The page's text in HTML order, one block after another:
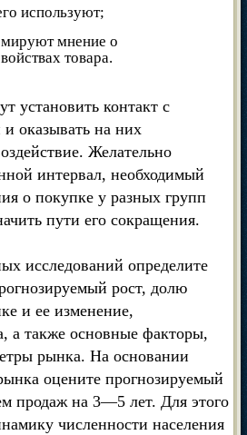
используют;
мнение о
товара.
установить контакт с
оказывать на них
Желательно
интервал, необходимый
о покупке у разных групп
пути его сокращения.
исследований определите
рост, долю
и ее изменение,
а также основные факторы,
рынка. На основании
оцените прогнозируемый
продаж на 3—5 лет. Для этого
численности населения